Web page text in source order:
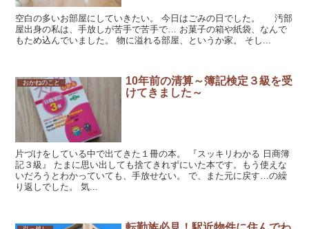
空白の多いお部屋にしていきたい。 今日はごみの日でした。 汚部
屋出身の私は、手放しが苦手で苦手で… お菓子の箱や紙袋、なんで
もため込んでいました。 物に溢れる部屋、というか家。 そし...
おかねのこと
10年前の清算～簿記検定３級を受
けてきました～
片づけをしている中で出てきた１冊の本。 『スッキリわかる 日商簿
記３級』 たまに思い出しても捨てきれずにいた本です。もう使えな
いだろうとわかっていても、手放せない。 で、また元に戻す…の繰
り返しでした。 気...